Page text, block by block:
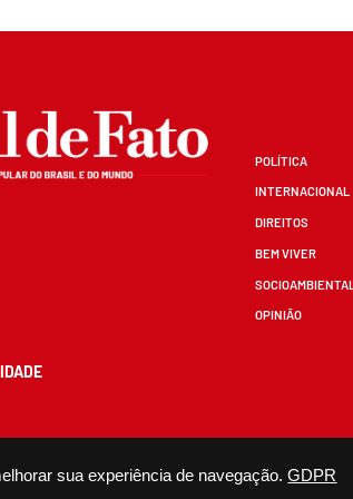
sua experiência de navegação. GDPR
POLÍTICA
INTERNACIONAL
DIREITOS
BEM VIVER
SOCIOAMBIENTAL
OPINIÃO